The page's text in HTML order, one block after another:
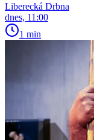
Liberecká Drbna
dnes, 11:00
1 min